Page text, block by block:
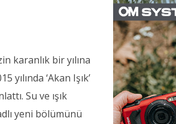
karanlık bir yılına
‘Akan Işık’
Su ve ışık
yeni bölümünü